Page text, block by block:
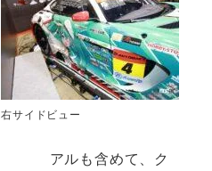
右サイドビュー
アルも含めて、ク